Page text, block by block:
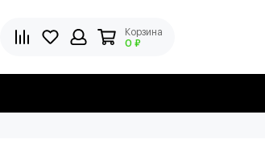
Корзина
0 ₽